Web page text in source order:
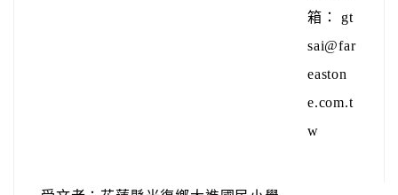
箱： gt
sai@far
easton
e.com.t
w